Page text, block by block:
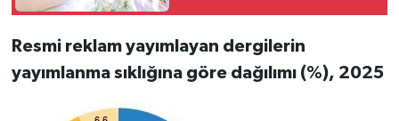
Resmi reklam yayımlayan dergilerin
yayımlanma sıklığına göre dağılımı (%), 2025